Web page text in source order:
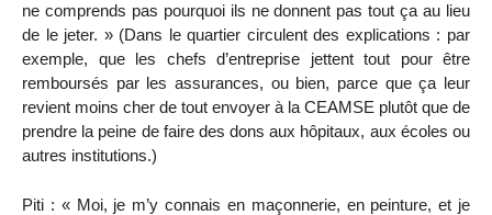
ne comprends pas pourquoi ils ne donnent pas tout ça au lieu
de le jeter. » (Dans le quartier circulent des explications : par
exemple, que les chefs d’entreprise jettent tout pour être
remboursés par les assurances, ou bien, parce que ça leur
revient moins cher de tout envoyer à la CEAMSE plutôt que de
prendre la peine de faire des dons aux hôpitaux, aux écoles ou
autres institutions.)
Piti : « Moi, je m’y connais en maçonnerie, en peinture, et je